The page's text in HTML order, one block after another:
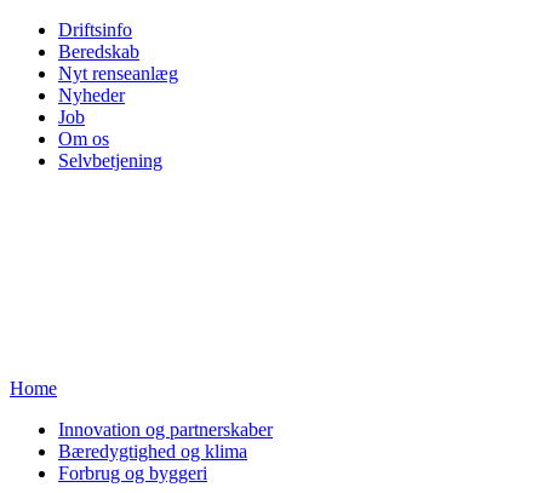
Driftsinfo
Beredskab
Nyt renseanlæg
Nyheder
Job
Om os
Selvbetjening
Home
Innovation og partnerskaber
Bæredygtighed og klima
Forbrug og byggeri